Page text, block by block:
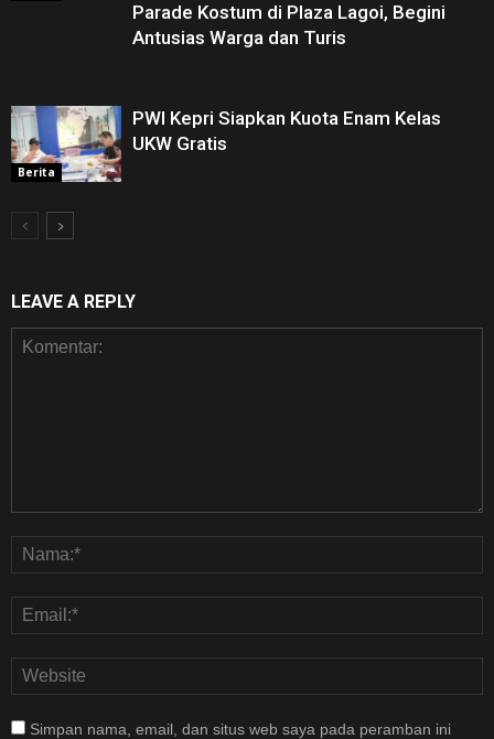
Parade Kostum di Plaza Lagoi, Begini
Antusias Warga dan Turis
Berita
PWI Kepri Siapkan Kuota Enam Kelas
UKW Gratis
LEAVE A REPLY
Simpan nama, email, dan situs web saya pada peramban ini